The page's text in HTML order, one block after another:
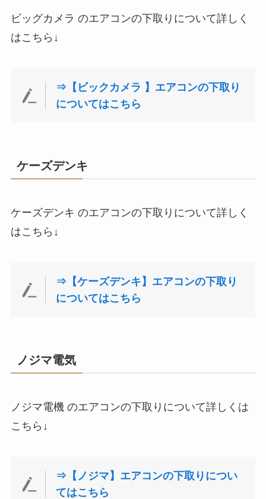
ビッグカメラ のエアコンの下取りについて詳しく
はこちら↓
⇒【ビックカメラ 】エアコンの下取り
についてはこちら
ケーズデンキ
ケーズデンキ のエアコンの下取りについて詳しく
はこちら↓
⇒【ケーズデンキ】エアコンの下取り
についてはこちら
ノジマ電気
ノジマ電機 のエアコンの下取りについて詳しくは
こちら↓
⇒【ノジマ】エアコンの下取りについ
てはこちら